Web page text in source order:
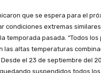
que se espera para el
condiciones extremas
temporada pasada. “Todos
las altas temperaturas
el 23 de septiembre del
suspendidos todos